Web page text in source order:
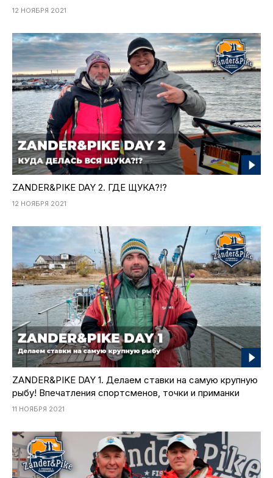
12 НОЯБРЯ 2021
ZANDER&PIKE DAY 2. ГДЕ ЩУКА?!?
12 НОЯБРЯ 2021
ZANDER&PIKE DAY 1. Делаем ставки на самую крупную
рыбу! Впечатления спортсменов, точки и приманки
11 НОЯБРЯ 2021